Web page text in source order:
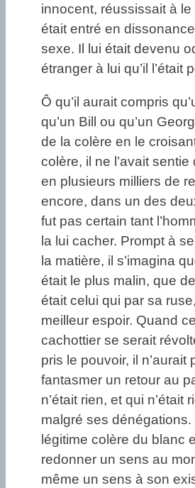
innocent, réussissait à le
était entré en
sexe. Il lui était devenu
étranger à lui qu’il l’était
Ô qu’il aurait compris
qu’un Bill ou qu’un
de la colère en le
colère, il ne l’avait
en plusieurs milliers de
encore, dans un des
fut pas certain tant
la lui cacher. Prompt à
la matière, il s’imagina
était le plus malin, que
était celui qui par sa
meilleur espoir. Quand
cachottier se serait
pris le pouvoir, il n’aurait
fantasmer un retour au
n’était rien, et qui n’était
malgré ses dénégations.
légitime colère du blanc
redonner un sens au
même un sens à son